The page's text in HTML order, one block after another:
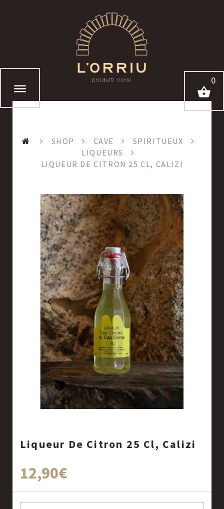
0
SHOP CAVE
SPIRITUEUX
LIQUEURS
LIQUEUR DE CITRON 25 CL, CALIZI
Liqueur De Citron 25 Cl, Calizi
12,90€